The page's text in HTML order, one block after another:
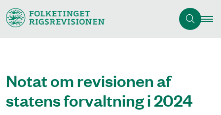
Notat om revisionen af
statens forvaltning i 2024